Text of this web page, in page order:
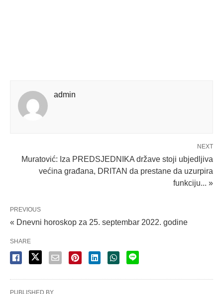
admin
NEXT
Muratović: Iza PREDSJEDNIKA države stoji ubjedljiva
većina građana, DRITAN da prestane da uzurpira
funkciju... »
PREVIOUS
« Dnevni horoskop za 25. septembar 2022. godine
SHARE
PUBLISHED BY